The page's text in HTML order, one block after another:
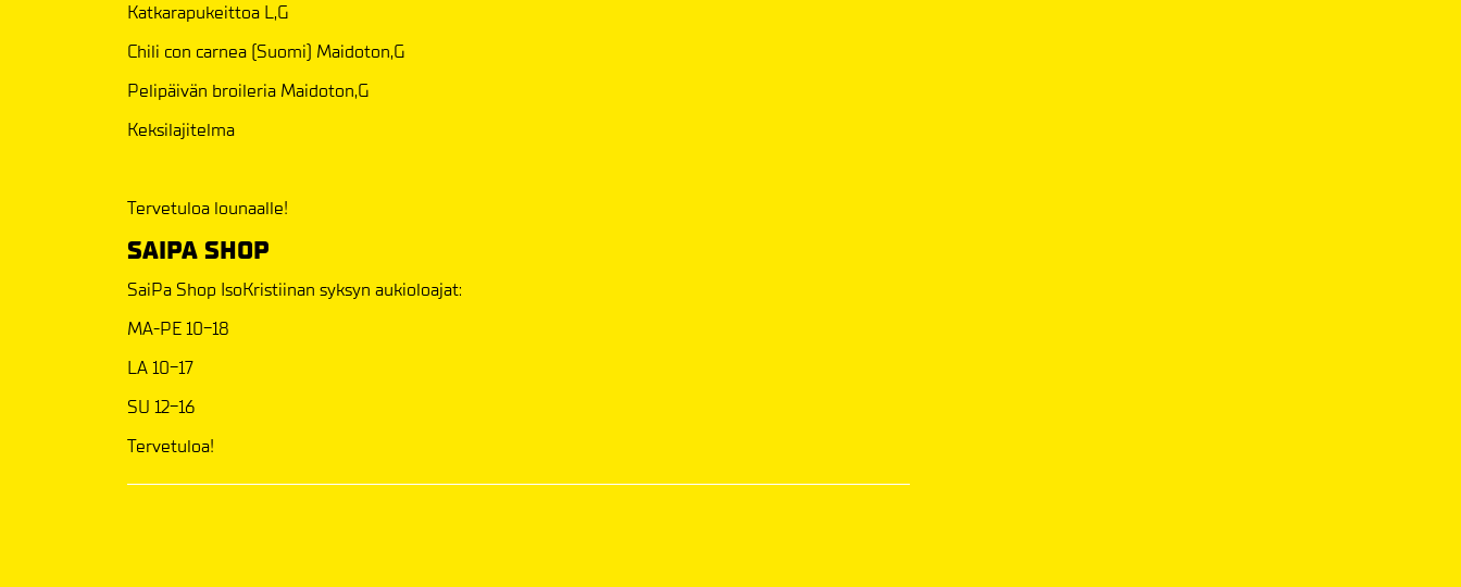
Katkarapukeittoa L,G
Chili con carnea (Suomi) Maidoton,G
Pelipäivän broileria Maidoton,G
Keksilajitelma
Tervetuloa lounaalle!
SAIPA SHOP
SaiPa Shop IsoKristiinan syksyn aukioloajat:
MA-PE 10-18
LA 10-17
SU 12-16
Tervetuloa!